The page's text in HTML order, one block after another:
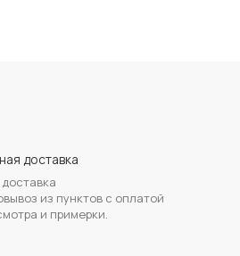
доставка
из пунктов с оплатой
и примерки.